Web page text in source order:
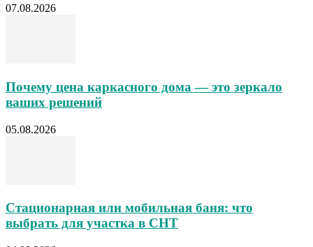
07.08.2026
Почему цена каркасного дома — это зеркало
ваших решений
05.08.2026
Стационарная или мобильная баня: что
выбрать для участка в СНТ